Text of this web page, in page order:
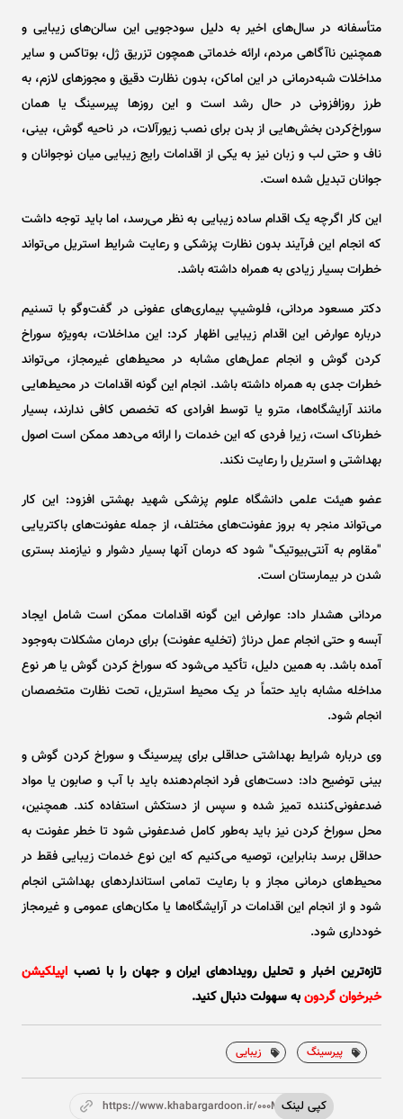
متأسفانه در سال‌های اخیر به دلیل سودجویی این سالن‌های زیبایی و
همچنین ناآگاهی مردم، ارائه خدماتی همچون تزریق ژل، بوتاکس و سایر
مداخلات شبه‌درمانی در این اماکن، بدون نظارت دقیق و مجوز‌های لازم، به
طرز روزافزونی در حال رشد است و این روز‌ها پیرسینگ یا همان
سوراخ‌کردن بخش‌هایی از بدن برای نصب زیورآلات، در ناحیه گوش، بینی،
ناف و حتی لب و زبان نیز به یکی از اقدامات رایج زیبایی میان نوجوانان و
جوانان تبدیل شده است.
این کار اگرچه یک اقدام ساده زیبایی به نظر می‌رسد، اما باید توجه داشت
که انجام این فرآیند بدون نظارت پزشکی و رعایت شرایط استریل می‌تواند
خطرات بسیار زیادی به همراه داشته باشد.
دکتر مسعود مردانی، فلوشیپ بیماری‌های عفونی در گفت‌و‌گو با تسنیم
درباره عوارض این اقدام زیبایی اظهار کرد: این مداخلات، به‌ویژه سوراخ
کردن گوش و انجام عمل‌های مشابه در محیط‌های غیرمجاز، می‌تواند
خطرات جدی به همراه داشته باشد. انجام این گونه اقدامات در محیط‌هایی
مانند آرایشگاه‌ها، مترو یا توسط افرادی که تخصص کافی ندارند، بسیار
خطرناک است، زیرا فردی که این خدمات را ارائه می‌دهد ممکن است اصول
بهداشتی و استریل را رعایت نکند.
عضو هیئت علمی دانشگاه علوم پزشکی شهید بهشتی افزود: این کار
می‌تواند منجر به بروز عفونت‌های مختلف، از جمله عفونت‌های باکتریایی
"مقاوم به آنتی‌بیوتیک" شود که درمان آنها بسیار دشوار و نیازمند بستری
شدن در بیمارستان است.
مردانی هشدار داد: عوارض این گونه اقدامات ممکن است شامل ایجاد
آبسه و حتی انجام عمل درناژ (تخلیه عفونت) برای درمان مشکلات به‌وجود
آمده باشد. به همین دلیل، تأکید می‌شود که سوراخ کردن گوش یا هر نوع
مداخله مشابه باید حتماً در یک محیط استریل، تحت نظارت متخصصان
انجام شود.
وی درباره شرایط بهداشتی حداقلی برای پیرسینگ و سوراخ کردن گوش و
بینی توضیح داد: دست‌های فرد انجام‌دهنده باید با آب و صابون یا مواد
ضدعفونی‌کننده تمیز شده و سپس از دستکش استفاده کند. همچنین،
محل سوراخ کردن نیز باید به‌طور کامل ضدعفونی شود تا خطر عفونت به
حداقل برسد بنابراین، توصیه می‌کنیم که این نوع خدمات زیبایی فقط در
محیط‌های درمانی مجاز و با رعایت تمامی استاندارد‌های بهداشتی انجام
شود و از انجام این اقدامات در آرایشگاه‌ها یا مکان‌های عمومی و غیرمجاز
خودداری شود.
تازه‌ترین اخبار و تحلیل‌ رویدادهای ایران و جهان را با نصب اپیلکیشن
خبرخوان گردونبه سهولت دنبال کنید.
پیرسینگ زیبایی
کپی لینکhttps://www.khabargardoon.ir/000Mnr